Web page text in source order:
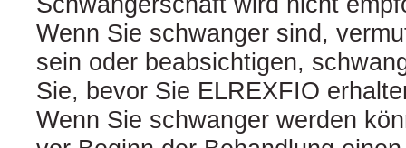
Wenn Sie schwanger sind,
sein oder beabsichtigen,
Sie, bevor Sie ELREXFIO
Wenn Sie schwanger werden